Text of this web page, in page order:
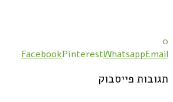
0
FacebookPinterestWhatsappEmail
תגובות פייסבוק